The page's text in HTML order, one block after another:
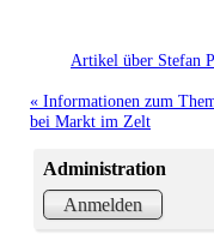
Artikel über Stefan
« Informationen zum
bei Markt im Zelt
Administration
Anmelden